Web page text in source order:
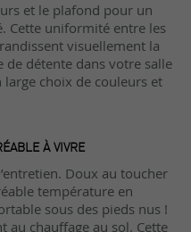
et le plafond pour un
Cette uniformité entre les
visuellement la
de détente dans votre salle
choix de couleurs et
À VIVRE
Doux au toucher
température en
sous des pieds nus !
au chauffage au sol. Cette